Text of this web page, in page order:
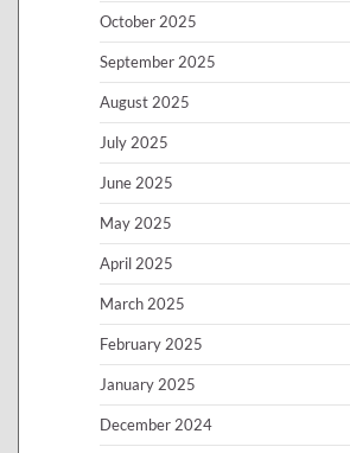
October 2025
September 2025
August 2025
July 2025
June 2025
May 2025
April 2025
March 2025
February 2025
January 2025
December 2024